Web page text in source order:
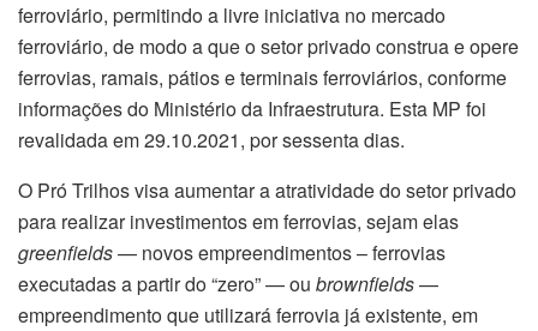
ferroviário, permitindo a livre iniciativa no mercado
ferroviário, de modo a que o setor privado construa e opere
ferrovias, ramais, pátios e terminais ferroviários, conforme
informações do Ministério da Infraestrutura. Esta MP foi
revalidada em 29.10.2021, por sessenta dias.
O Pró Trilhos visa aumentar a atratividade do setor privado
para realizar investimentos em ferrovias, sejam elas
greenfields— novos empreendimentos – ferrovias
executadas a partir do “zero” — ou brownfields—
empreendimento que utilizará ferrovia já existente, em